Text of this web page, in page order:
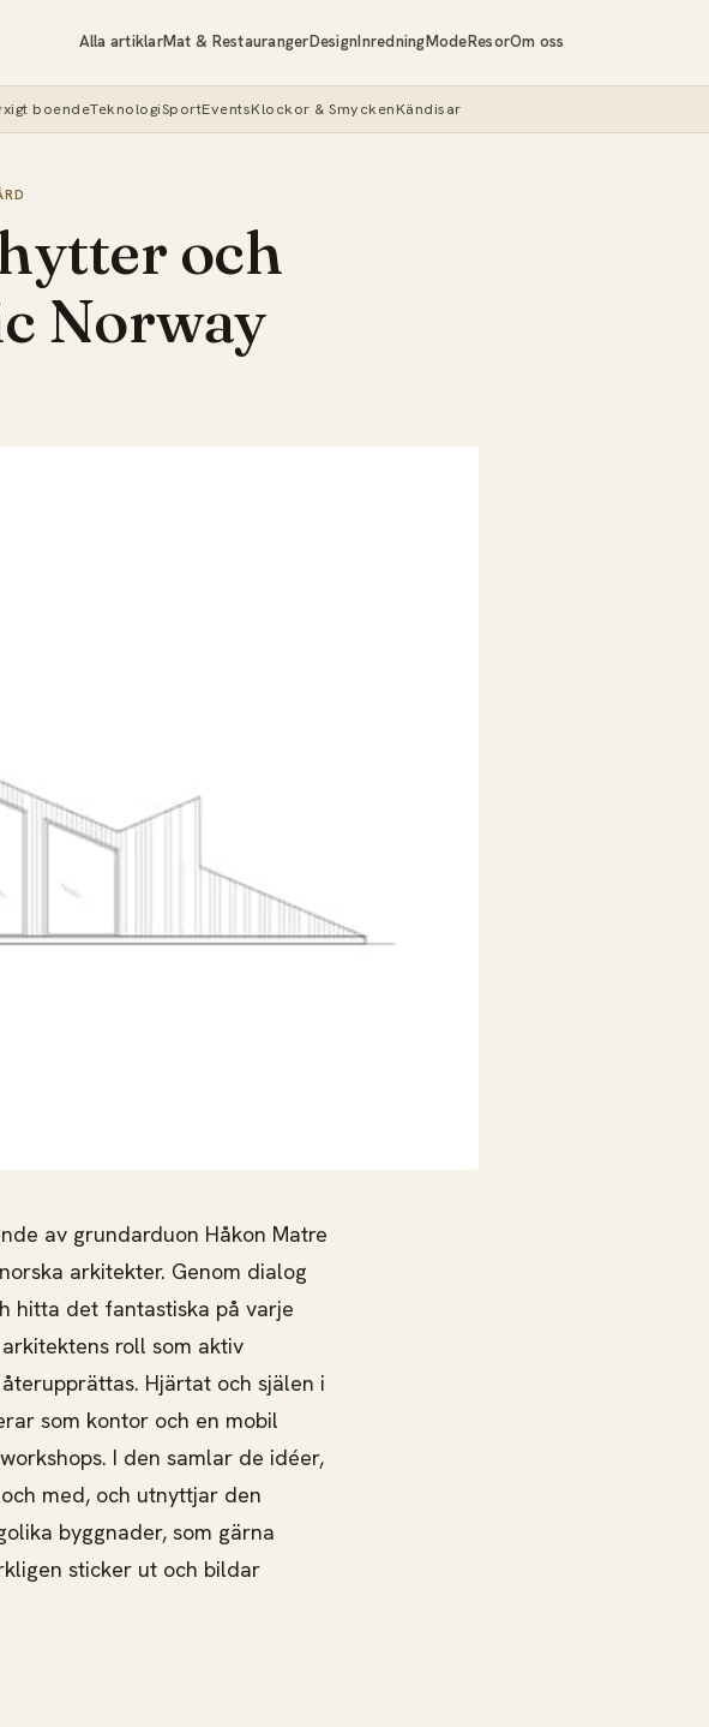
Alla artiklarMat & RestaurangerDesignInredningModeResorOm oss
boendeTeknologiSportEventsKlockor & SmyckenKändisar
och
Norway
av grundarduon Håkon Matre
arkitekter. Genom dialog
hitta det fantastiska på varje
roll som aktiv
Hjärtat och själen i
som kontor och en mobil
I den samlar de idéer,
med, och utnyttjar den
byggnader, som gärna
sticker ut och bildar